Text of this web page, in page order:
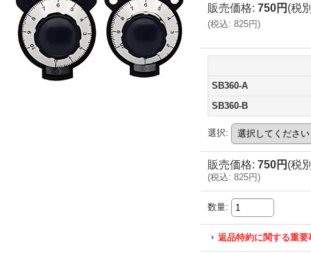
販売価格: 750円 (税
(税込: 825円)
SB360-A
SB360-B
選択:
販売価格: 750円 (税
(税込: 825円)
数量:
返品特約に関する重要